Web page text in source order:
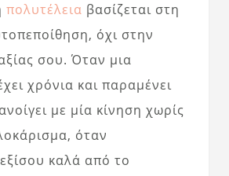
πολυτέλεια βασίζεται στη
όχι στην
σου. Όταν μια
χρόνια και παραμένει
με μία κίνηση χωρίς
όταν
καλά από το